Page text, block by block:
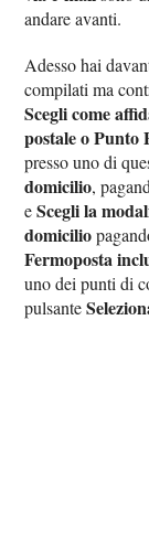
andare avanti.
Adesso hai
compilati ma
Scegli come
postale o Punto
presso uno di
domicilio,
eScegli la
domicilio
Fermoposta
uno dei punti di
pulsante